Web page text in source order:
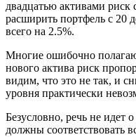
двадцатью активами риск
расширить портфель с 20
всего на 2.5%.
Многие ошибочно
нового актива риск
видим, что это не так, и
уровня практически
Безусловно, речь не идет
должны соответствовать